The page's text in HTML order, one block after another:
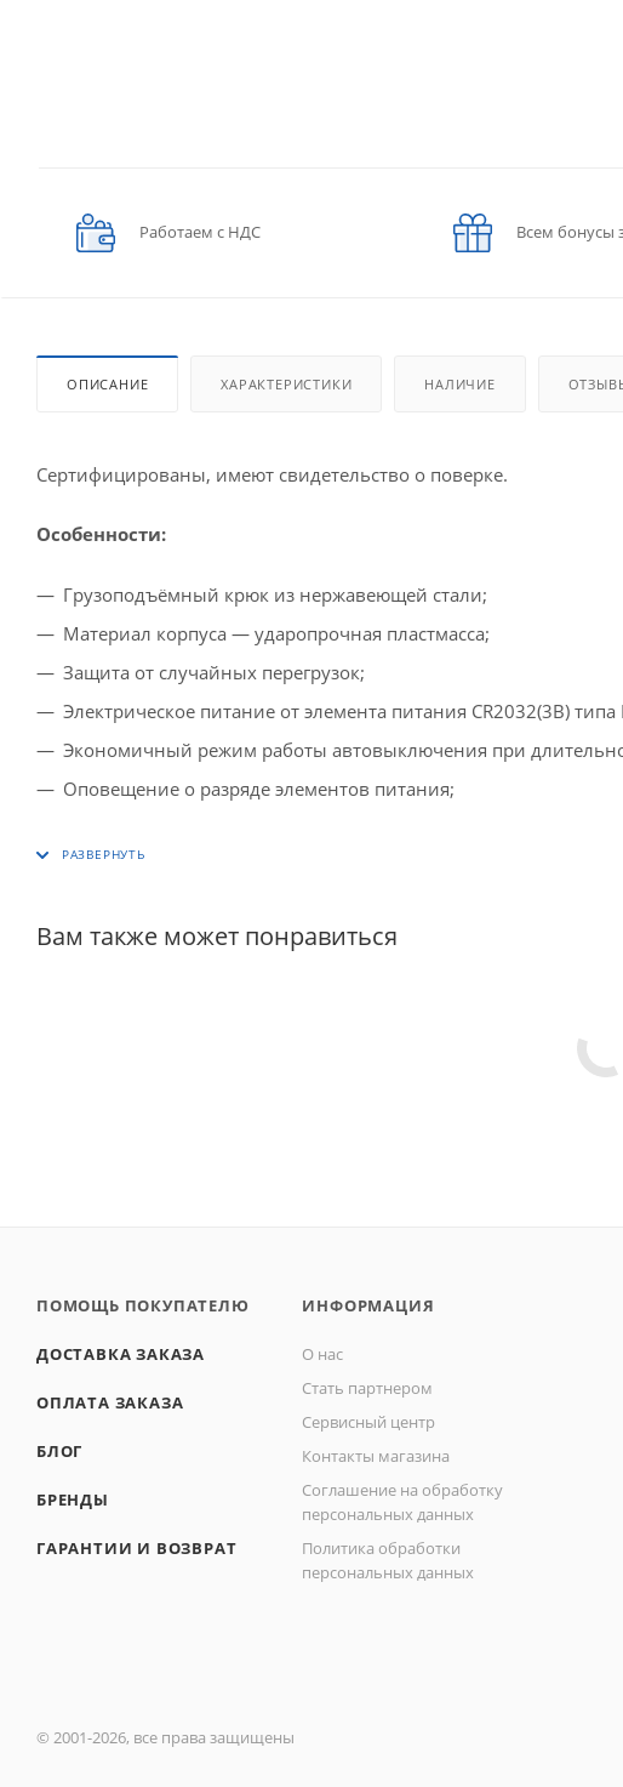
Работаем с НДС Всем бонусы
ОПИСАНИЕ ХАРАКТЕРИСТИКИ НАЛИЧИЕ
Сертифицированы, имеют свидетельство о поверке.
Особенности:
Грузоподъёмный крюк из нержавеющей стали;
Материал корпуса — ударопрочная пластмасса;
Защита от случайных перегрузок;
Электрическое питание от элемента питания CR2032(3В) типа
Экономичный режим работы автовыключения при
Оповещение о разряде элементов питания;
Вам также может понравиться
ПОМОЩЬ ПОКУПАТЕЛЮ
ДОСТАВКА ЗАКАЗА
ОПЛАТА ЗАКАЗА
БЛОГ
БРЕНДЫ
ГАРАНТИИ И ВОЗВРАТ
ИНФОРМАЦИЯ
О нас
Стать партнером
Сервисный центр
Контакты магазина
Соглашение на обработку
персональных данных
Политика обработки
персональных данных
© 2001-2026, все права защищены